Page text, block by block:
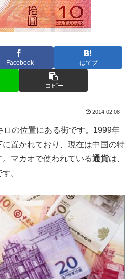
Facebook はてブ
コピー
2014.02.08
ロの位置にある街です。1999年
置かれており、現在は中国の特
マカオで使われている通貨は、
。